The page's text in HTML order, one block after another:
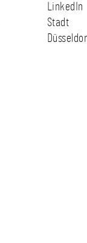
LinkedIn
Stadt